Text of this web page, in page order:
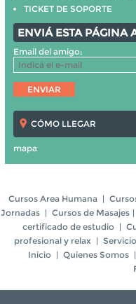
TICKET DE SOPORTE
ENVIÁ ESTA PÁGINA
Email del amigo:
CÓMO LLEGAR
mapa
Cursos Area Humana |
Jornadas | Cursos de Masajes |
certificado de estudio |
profesional y relax |
Inicio | Quienes Somos |